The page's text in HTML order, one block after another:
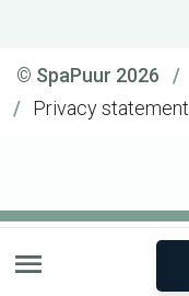
© SpaPuur 2026
Privacy statement